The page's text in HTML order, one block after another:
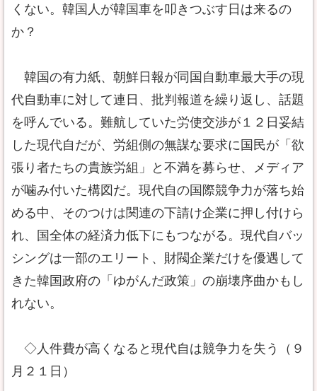
くない。韓国人が韓国車を叩きつぶす日は来るの
か？
韓国の有力紙、朝鮮日報が同国自動車最大手の現
代自動車に対して連日、批判報道を繰り返し、話題
を呼んでいる。難航していた労使交渉が１２日妥結
した現代自だが、労組側の無謀な要求に国民が「欲
張り者たちの貴族労組」と不満を募らせ、メディア
が噛み付いた構図だ。現代自の国際競争力が落ち始
める中、そのつけは関連の下請け企業に押し付けら
れ、国全体の経済力低下にもつながる。現代自バッ
シングは一部のエリート、財閥企業だけを優遇して
きた韓国政府の「ゆがんだ政策」の崩壊序曲かもし
れない。
◇人件費が高くなると現代自は競争力を失う（９
月２１日）